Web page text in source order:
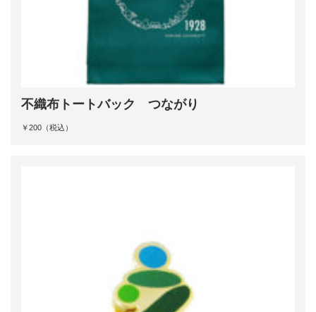
不織布トートバック つながり
￥200（税込）